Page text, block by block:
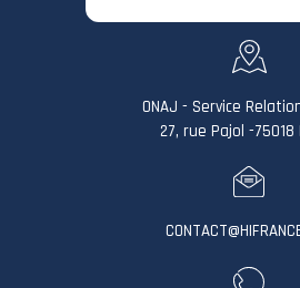
ONAJ - Service
27, rue Pajol -75018